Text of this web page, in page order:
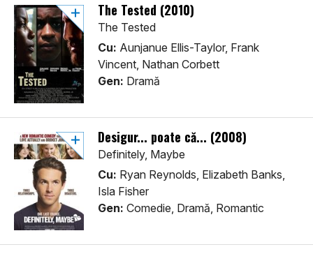
The Tested (2010)
The Tested
Cu: Aunjanue Ellis-Taylor, Frank
Vincent, Nathan Corbett
Gen: Dramă
Desigur... poate că... (2008)
Definitely, Maybe
Cu: Ryan Reynolds, Elizabeth Banks,
Isla Fisher
Gen: Comedie, Dramă, Romantic